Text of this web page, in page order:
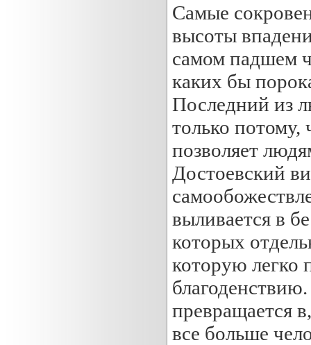
Самые
высоты
самом падшем
каких бы
Последний из
только потому,
позволяет
Достоевский
выливается в
которых
которую легко
превращается
все больше